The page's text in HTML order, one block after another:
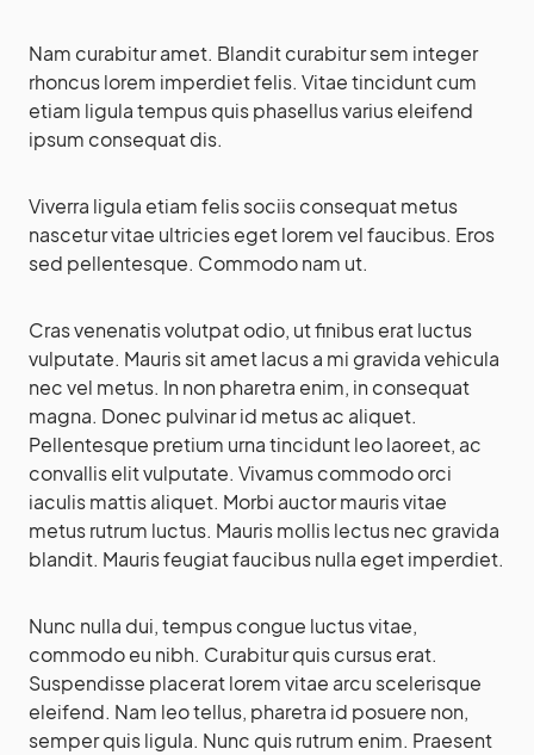
Nam curabitur amet. Blandit curabitur sem integer
rhoncus lorem imperdiet felis. Vitae tincidunt cum
etiam ligula tempus quis phasellus varius eleifend
ipsum consequat dis.
Viverra ligula etiam felis sociis consequat metus
nascetur vitae ultricies eget lorem vel faucibus. Eros
sed pellentesque. Commodo nam ut.
Cras venenatis volutpat odio, ut finibus erat luctus
vulputate. Mauris sit amet lacus a mi gravida vehicula
nec vel metus. In non pharetra enim, in consequat
magna. Donec pulvinar id metus ac aliquet.
Pellentesque pretium urna tincidunt leo laoreet, ac
convallis elit vulputate. Vivamus commodo orci
iaculis mattis aliquet. Morbi auctor mauris vitae
metus rutrum luctus. Mauris mollis lectus nec gravida
blandit. Mauris feugiat faucibus nulla eget imperdiet.
Nunc nulla dui, tempus congue luctus vitae,
commodo eu nibh. Curabitur quis cursus erat.
Suspendisse placerat lorem vitae arcu scelerisque
eleifend. Nam leo tellus, pharetra id posuere non,
semper quis ligula. Nunc quis rutrum enim. Praesent